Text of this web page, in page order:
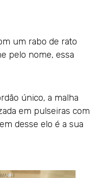
um rabo de rato
pelo nome, essa
único, a malha
em pulseiras com
desse elo é a sua